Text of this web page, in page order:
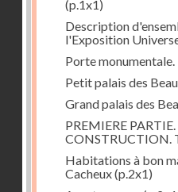
(p.1x1)
Description
l'Exposition
Porte monumentale.
Petit palais des
Grand palais des
PREMIERE
CONSTRUCTION.
Habitations à bon
Cacheux(p.2x1)